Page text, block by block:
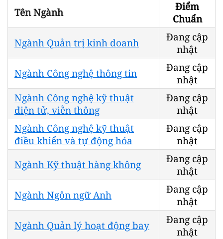
Tên Ngành
Điểm
Chuẩn
Ngành Quản trị kinh doanh
Đang cập
nhật
Ngành Công nghệ thông tin
Đang cập
nhật
Ngành Công nghệ kỹ thuật
điện tử, viễn thông
Đang cập
nhật
Ngành Công nghệ kỹ thuật
điều khiển và tự động hóa
Đang cập
nhật
Ngành Kỹ thuật hàng không
Đang cập
nhật
Ngành Ngôn ngữ Anh
Đang cập
nhật
Ngành Quản lý hoạt động bay
Đang cập
nhật